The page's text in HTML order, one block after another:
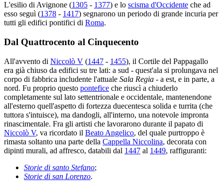
L'esilio di Avignone (1305 - 1377) e lo scisma d'Occidente che ad
esso seguì (1378 - 1417) segnarono un periodo di grande incuria per
tutti gli edifici pontifici di Roma.
Dal Quattrocento al Cinquecento
All'avvento di Niccolò V (1447 - 1455), il Cortile del Pappagallo
era già chiuso da edifici su tre lati: a sud - quest'ala si prolungava nel
corpo di fabbrica includente l'attuale Sala Regia - a est, e in parte, a
nord. Fu proprio questo pontefice che riuscì a chiuderlo
completamente sul lato settentrionale e occidentale, mantenendone
all'esterno quell'aspetto di fortezza duecentesca solida e turrita (che
tuttora s'intuisce), ma dandogli, all'interno, una notevole impronta
rinascimentale. Fra gli artisti che lavorarono durante il papato di
Niccolò V, va ricordato il Beato Angelico, del quale purtroppo è
rimasta soltanto una parte della Cappella Niccolina, decorata con
dipinti murali, ad affresco, databili dal 1447 al 1449, raffiguranti:
Storie di santo Stefano;
Storie di san Lorenzo.